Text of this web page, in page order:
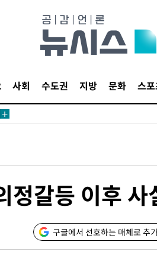
사회 수도권 지방 문화 스
갈등 이후
구글에서 선호하는 매체로 추